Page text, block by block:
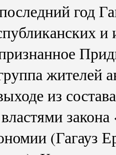
год
жителей
из